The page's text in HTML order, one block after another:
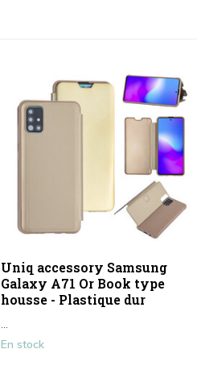
Uniq accessory Samsung
Galaxy A71 Or Book type
housse - Plastique dur
En stock